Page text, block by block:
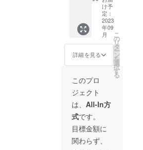
ことは
禁止で
す。
のお渡
しで
す。
★3.お
礼動画
は1分程
度の動
にし、
様に
URLを
メール
いたし
ます。
★4.支
援者様
ださ
い。
★1.公
序良俗
に反す
ると判
断した
をお呼
びしな
い可能
性がご
ざいま
す。
★1.お
名前呼
びは配
ダー 5.
オズワ
ルド・
ヴァー
ノク
ス、エ
デル・
エカー
ドCF限
定アク
リル
キーホ
ルダー
6.オズ
ワル
ド・エ
ヴァー
す。
2.CF支
援者限
定会員
証 3.オ
ズワル
ド・エ
ヴァー
ノク
ス、エ
デル・
エカー
ドの
Live2D
お礼動
画 4.グ
ループ
ロゴの
け予
定：
2023
年09
月
詳細を見る
こ
の
リ
タ
ー
ン
を
選
択
す
る
このプロ
ジェクト
は、 All-In方
式です。
目標金額に
関わらず、